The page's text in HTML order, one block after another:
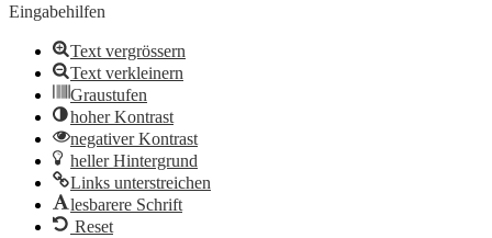
Eingabehilfen
Text vergrössern
Text verkleinern
Graustufen
hoher Kontrast
negativer Kontrast
heller Hintergrund
Links unterstreichen
lesbarere Schrift
Reset